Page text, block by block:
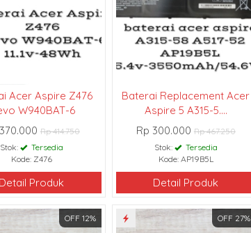
Acer Aspire Z476
W940BAT-6
Rp 414.750
Stok:
Tersedia
Kode: Z476
Detail Produk
Baterai Replacement Acer
Aspire 5 A315-5....
Rp 300.000 Rp 467.250
Stok:
Tersedia
Kode: AP19B5L
Detail Produk
OFF 12% OFF 27%